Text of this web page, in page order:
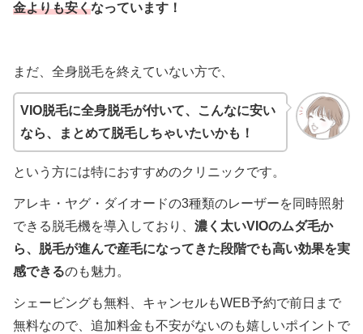
金よりも安くなっています！
まだ、全身脱毛を終えていない方で、
VIO脱毛に全身脱毛が付いて、こんなに安い
なら、まとめて脱毛しちゃいたいかも！
という方には特におすすめのクリニックです。
アレキ・ヤグ・ダイオードの3種類のレーザーを同時照射
できる脱毛機を導入しており、 濃く太いVIOのムダ毛か
ら、脱毛が進んで産毛になってきた段階でも高い効果を実
感できるのも魅力。
シェービングも無料、キャンセルもWEB予約で前日まで
無料なので、追加料金も不安がないのも嬉しいポイントで